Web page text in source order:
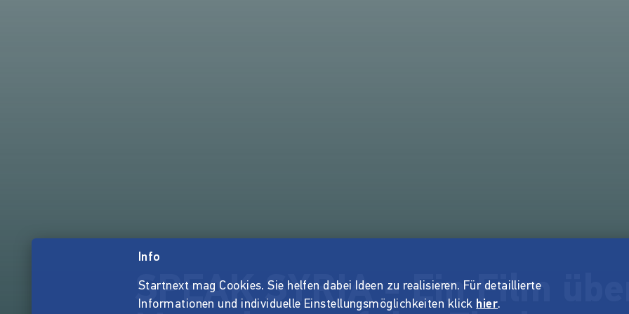
SPEAK SYRIA - Ein Film
Info
Startnext mag Cookies. Sie helfen dabei Ideen zu realisieren. Für detaillierte
Informationen und individuelle Einstellungsmöglichkeiten klick hier.